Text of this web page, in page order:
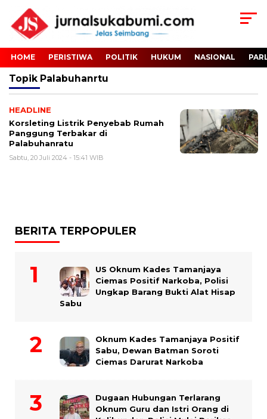
HOME PERISTIWA POLITIK HUKUM NASIONAL
Topik Palabuhanrtu
HEADLINE
Korsleting Listrik Penyebab Rumah
Panggung Terbakar di
Palabuhanratu
Sabtu, 20 Juli 2024 - 15:41 WIB
BERITA TERPOPULER
US Oknum Kades Tamanjaya
Ciemas Positif Narkoba, Polisi
Ungkap Barang Bukti Alat Hisap
Sabu
Oknum Kades Tamanjaya Positif
Sabu, Dewan Batman Soroti
Ciemas Darurat Narkoba
Dugaan Hubungan Terlarang
Oknum Guru dan Istri Orang di